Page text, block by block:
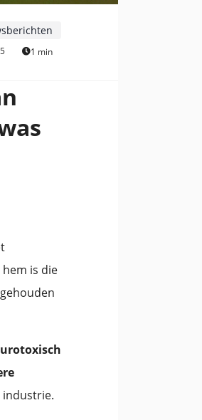
1 min
is die
industrie.